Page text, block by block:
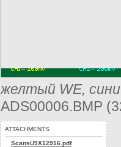
желтый WE,
ADS00006.BMP
ATTACHMENTS
ScansU9X12916.pdf